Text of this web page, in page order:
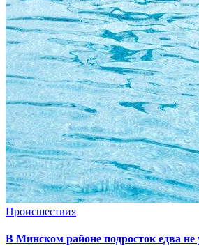
Происшествия
В Минском районе подросток едва не